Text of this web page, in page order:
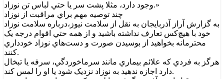
وجود دارد، مثلا پشت سر يا حتي لباس تن نوزاد.»
چند توصيه‌ مهم براي مراقبت از نوزاد
به گزارش آراز آذربايجان به نقل از سلامت نيوز،درباره سلامت نوزاد
خود با هيچ‌کس تعارف نداشته باشيد و از همه حتي اقوام درجه يک
محترمانه بخواهيد از بوسيدن صورت و دست‌هاي نوزاد خودداري
کنند.
هرگز به فردي که علائم بيماري مانند سرماخوردگي، سرفه يا تبخال
دارد اجازه ندهيد به نوزاد نزديک شود يا او را لمس کند.